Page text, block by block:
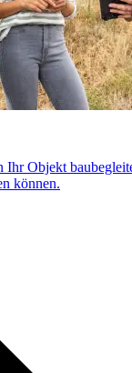
Ihr Objekt
können.